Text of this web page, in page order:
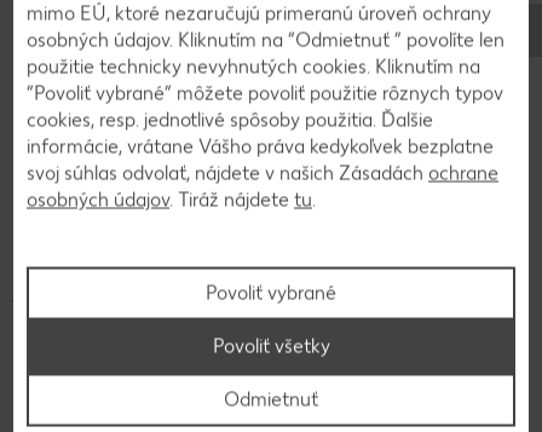
3
Pažítku umyjeme, osušíme a nasekáme nadrobno.
V miske rozšľaháme vajcia s mliekom a pažítkou.
Dochutíme soľou. Zvyšný olej rozohrejeme na inej
panvici na miernom ohni. Na panvicu dáme
jednu stranu omelety rozložíme zeleninu, pridáme
Goudu, prikryjeme pokrievkou a necháme
približne 2 minúty piecť. Potom preložíme prázdnu
polovicu omelety na zeleninu a podávame.
mimo EÚ, ktoré nezaručujú primeranú úroveň ochrany
osobných údajov. Kliknutím na “Odmietnuť ” povolíte len
použitie technicky nevyhnutých cookies. Kliknutím na
“Povoliť vybrané” môžete povoliť použitie rôznych typov
cookies, resp. jednotlivé spôsoby použitia. Ďalšie
informácie, vrátane Vášho práva kedykoľvek bezplatne
svoj súhlas odvolať, nájdete v našich Zásadách ochrane
osobných údajov. Tiráž nájdete tu.
Povoliť vybrané
Odmietnuť
Povoliť všetky